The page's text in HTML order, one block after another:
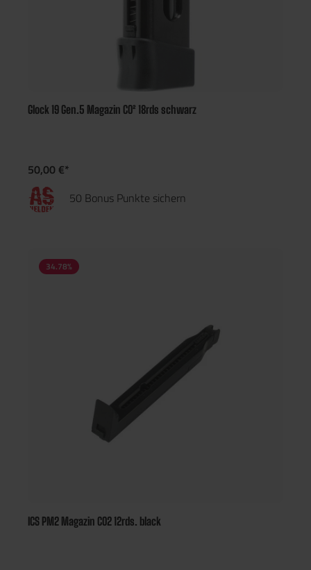
Glock 19 Gen.5 Magazin CO² 18rds schwarz
50,00 €*
50 Bonus Punkte sichern
34.78%
ICS PM2 Magazin CO2 12rds. black